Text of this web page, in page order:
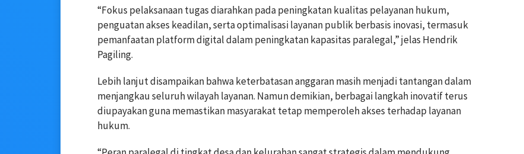
“Fokus pelaksanaan tugas diarahkan pada peningkatan kualitas pelayanan hukum,
penguatan akses keadilan, serta optimalisasi layanan publik berbasis inovasi, termasuk
pemanfaatan platform digital dalam peningkatan kapasitas paralegal,” jelas Hendrik
Pagiling.
Lebih lanjut disampaikan bahwa keterbatasan anggaran masih menjadi tantangan dalam
menjangkau seluruh wilayah layanan. Namun demikian, berbagai langkah inovatif terus
diupayakan guna memastikan masyarakat tetap memperoleh akses terhadap layanan
hukum.